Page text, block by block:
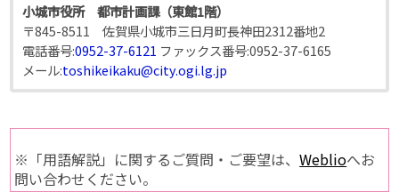
小城市役所 都市計画課（東館1階）
〒845-8511 佐賀県小城市三日月町長神田2312番地2
電話番号:0952-37-6121 ファックス番号:0952-37-6165
メール:toshikeikaku@city.ogi.lg.jp
※「用語解説」に関するご質問・ご要望は、Weblioへお
問い合わせください。